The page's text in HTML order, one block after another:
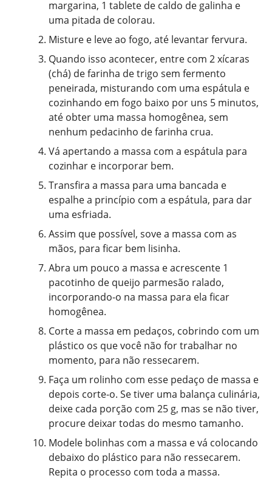
margarina, 1 tablete de caldo de galinha e
uma pitada de colorau.
Misture e leve ao fogo, até levantar fervura.
Quando isso acontecer, entre com 2 xícaras
(chá) de farinha de trigo sem fermento
peneirada, misturando com uma espátula e
cozinhando em fogo baixo por uns 5 minutos,
até obter uma massa homogênea, sem
nenhum pedacinho de farinha crua.
Vá apertando a massa com a espátula para
cozinhar e incorporar bem.
Transfira a massa para uma bancada e
espalhe a princípio com a espátula, para dar
uma esfriada.
Assim que possível, sove a massa com as
mãos, para ficar bem lisinha.
Abra um pouco a massa e acrescente 1
pacotinho de queijo parmesão ralado,
incorporando-o na massa para ela ficar
homogênea.
Corte a massa em pedaços, cobrindo com um
plástico os que você não for trabalhar no
momento, para não ressecarem.
Faça um rolinho com esse pedaço de massa e
depois corte-o. Se tiver uma balança culinária,
deixe cada porção com 25 g, mas se não tiver,
procure deixar todas do mesmo tamanho.
Modele bolinhas com a massa e vá colocando
debaixo do plástico para não ressecarem.
Repita o processo com toda a massa.